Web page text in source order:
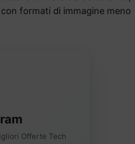
formati di immagine meno
Offerte Tech